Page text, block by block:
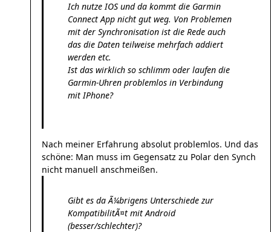
Ich nutze IOS und da kommt die Garmin
Connect App nicht gut weg. Von Problemen
mit der Synchronisation ist die Rede auch
das die Daten teilweise mehrfach addiert
werden etc.
Ist das wirklich so schlimm oder laufen die
Garmin-Uhren problemlos in Verbindung
mit IPhone?
Nach meiner Erfahrung absolut problemlos. Und das
schöne: Man muss im Gegensatz zu Polar den Synch
nicht manuell anschmeißen.
Gibt es da Ã¼brigens Unterschiede zur
KompatibilitÃ¤t mit Android
(besser/schlechter)?